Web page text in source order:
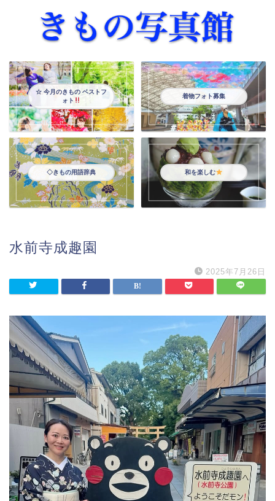
☆ 今月のきもの ベストフ
ォト
着物フォト募集
◇きもの用語辞典 和を楽しむ
水前寺成趣園
2025年7月26日